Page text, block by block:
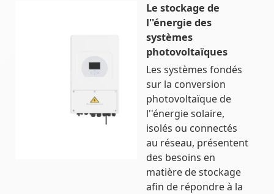
Le stockage de
l''énergie des
systèmes
photovoltaïques
Les systèmes fondés
sur la conversion
photovoltaïque de
l''énergie solaire,
isolés ou connectés
au réseau, présentent
des besoins en
matière de stockage
afin de répondre à la